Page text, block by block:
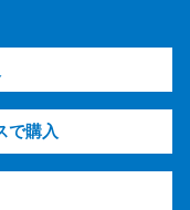
で購入